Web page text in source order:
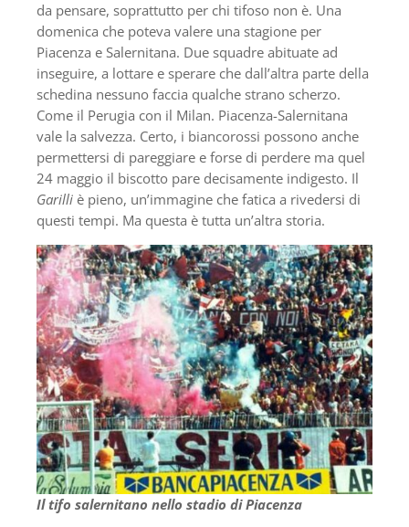
da pensare, soprattutto per chi tifoso non è. Una
domenica che poteva valere una stagione per
Piacenza e Salernitana. Due squadre abituate ad
inseguire, a lottare e sperare che dall’altra parte della
schedina nessuno faccia qualche strano scherzo.
Come il Perugia con il Milan. Piacenza-Salernitana
vale la salvezza. Certo, i biancorossi possono anche
permettersi di pareggiare e forse di perdere ma quel
24 maggio il biscotto pare decisamente indigesto. Il
Garilli è pieno, un’immagine che fatica a rivedersi di
questi tempi. Ma questa è tutta un’altra storia.
Il tifo salernitano nello stadio di Piacenza